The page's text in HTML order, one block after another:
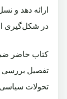
ارائه دهد و
در شکل‌گیری
کتاب حاضر
تفصیل بررسی
تحولات سیاسی